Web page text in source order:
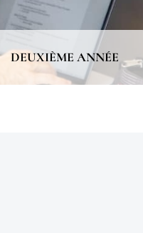
DEUXIÈME ANNÉE